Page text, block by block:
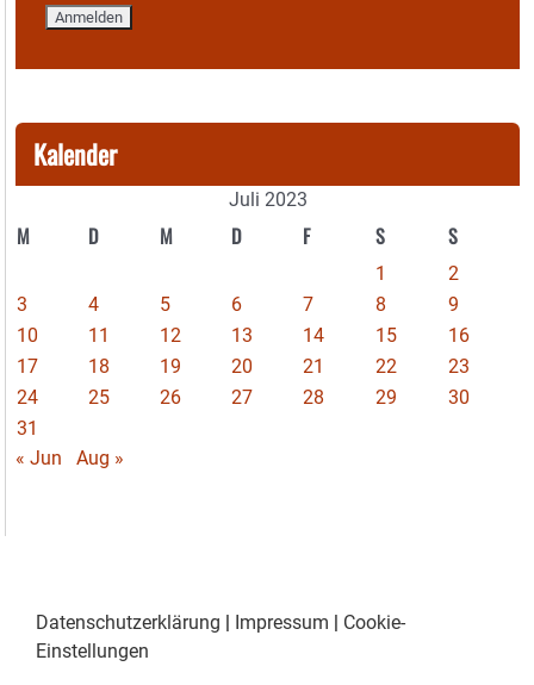
Kalender
Juli 2023
M D M D F S S
1
2
3
4 5 6 7 8
9
10
11 12 13 14 15
16
17
18 19 20 21 22
23
24
25 26 27 28 29
30
31
« Jun
Aug »
Datenschutzerklärung | Impressum | Cookie-
Einstellungen